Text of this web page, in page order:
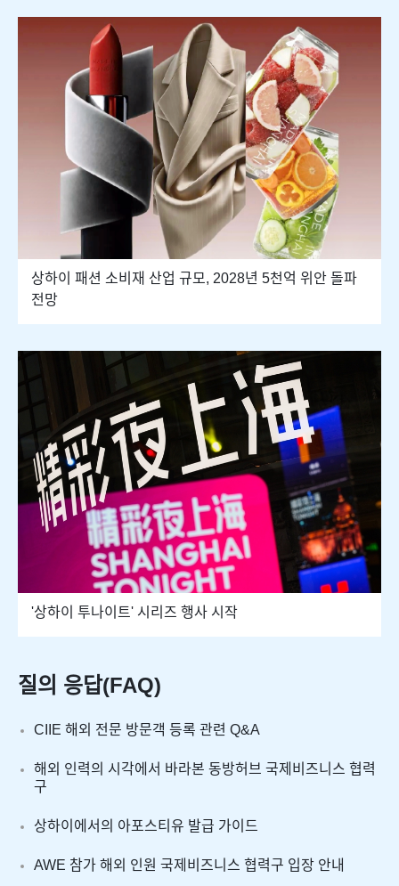
상하이 패션 소비재 산업 규모, 2028년 5천억 위안 돌파
전망
'상하이 투나이트' 시리즈 행사 시작
질의 응답(FAQ)
CIIE 해외 전문 방문객 등록 관련 Q&A
해외 인력의 시각에서 바라본 동방허브 국제비즈니스 협력
구
상하이에서의 아포스티유 발급 가이드
AWE 참가 해외 인원 국제비즈니스 협력구 입장 안내